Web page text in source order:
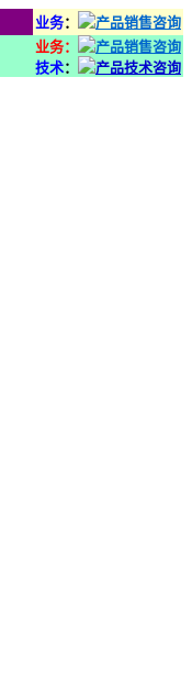
业务：
业务：
技术：